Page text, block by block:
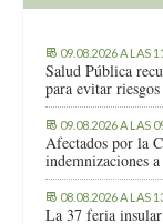
09.08.2026 A LAS
Salud Pública
para evitar
09.08.2026 A LAS
Afectados por la
indemnizaciones
08.08.2026 A LAS
La 37 feria